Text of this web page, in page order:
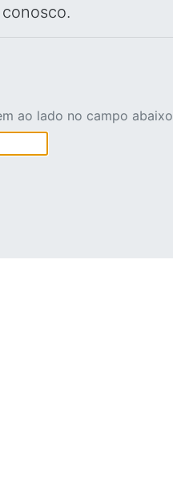
ao lado no campo abaixo